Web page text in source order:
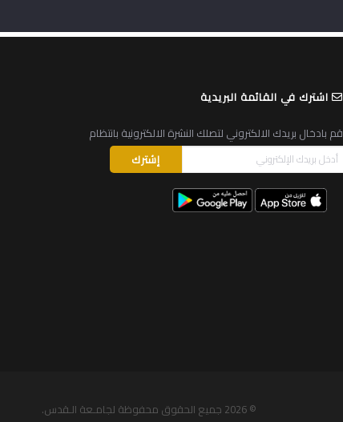
اشترك في القائمة البريدية
قم بادخال بريدك الالكتروني لتصلك النشرة الالكترونية بانتظام
© 2026 جميع الحقوق محفوظة لجامـعة الـقدس.